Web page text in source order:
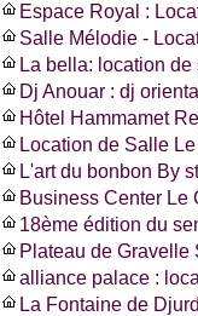
Espace Royal :
Salle Mélodie -
La bella: location
Dj Anouar : dj
Hôtel Hammamet
Location de Salle
L'art du bonbon By
Business Center Le
18ème édition du
Plateau de Gravelle
alliance palace :
La Fontaine de